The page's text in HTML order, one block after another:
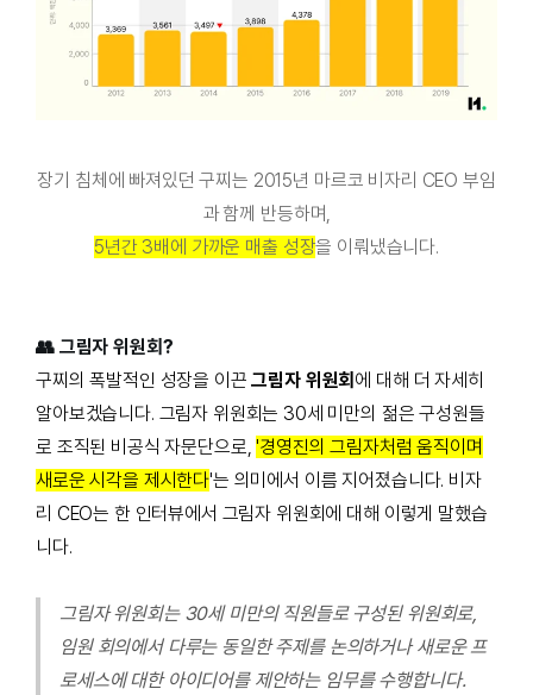
장기 침체에 빠져있던 구찌는 2015년 마르코 비자리 CEO 부임
과 함께 반등하며,
5년간 3배에 가까운 매출 성장을 이뤄냈습니다.
👥 그림자 위원회?
구찌의 폭발적인 성장을 이끈그림자 위원회 에 대해 더 자세히
알아보겠습니다. 그림자 위원회는 30세 미 만의 젊은 구성원들
로 조직된 비공식 자문단으로,'경영진의 그림자처럼 움직이며
새로운 시각을 제시한다'는 의미에서 이름 지어졌습니다. 비자
리 CEO는 한 인터뷰에서 그림자 위원회에 대해 이렇게 말했습
니다.
그림자 위원회는 30세 미만의 직원들로 구성된 위원회로,
임원 회의에서 다루는 동일한 주제를 논의하거나 새로운 프
로세스에 대한 아이디어를 제안하는 임무를 수행합니다.